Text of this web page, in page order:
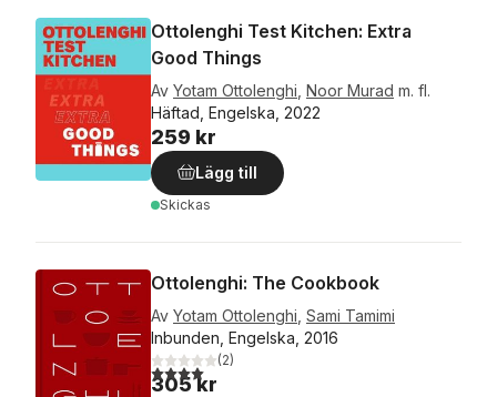
Ottolenghi Test Kitchen: Extra
Good Things
Av Yotam Ottolenghi Noor Murad m. fl.
Häftad, Engelska, 2022
259 kr
Lägg till
Skickas
Ottolenghi: The Cookbook
Av Yotam Ottolenghi Sami Tamimi
Inbunden, Engelska, 2016
4,0utav 5 stjärnor. Totalt antal röster:
(2)
305 kr